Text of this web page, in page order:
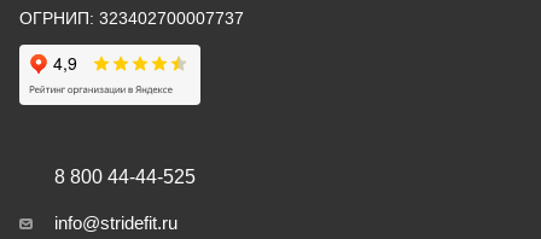
ОГРНИП: 323402700007737
8 800 44-44-525
info@stridefit.ru